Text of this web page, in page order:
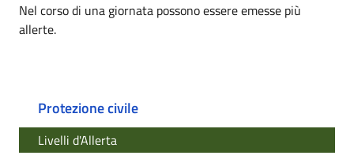
Nel corso di una giornata possono essere emesse più
allerte.
Protezione civile
Livelli d'Allerta